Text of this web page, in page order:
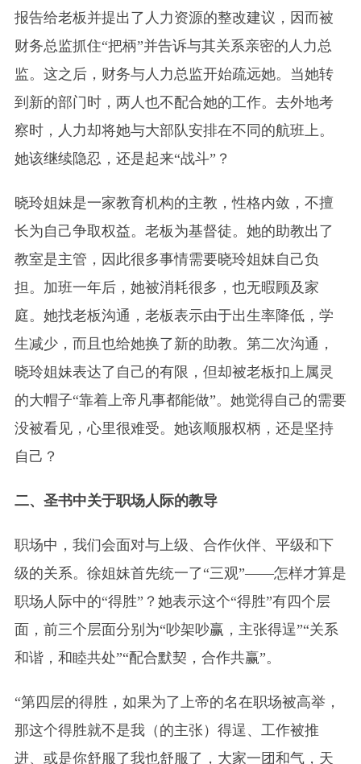
报告给老板并提出了人力资源的整改建议，因而被
财务总监抓住“把柄”并告诉与其关系亲密的人力总
监。这之后，财务与人力总监开始疏远她。当她转
到新的部门时，两人也不配合她的工作。去外地考
察时，人力却将她与大部队安排在不同的航班上。
她该继续隐忍，还是起来“战斗”？
晓玲姐妹是一家教育机构的主教，性格内敛，不擅
长为自己争取权益。老板为基督徒。她的助教出了
教室是主管，因此很多事情需要晓玲姐妹自己负
担。加班一年后，她被消耗很多，也无暇顾及家
庭。她找老板沟通，老板表示由于出生率降低，学
生减少，而且也给她换了新的助教。第二次沟通，
晓玲姐妹表达了自己的有限，但却被老板扣上属灵
的大帽子“靠着上帝凡事都能做”。她觉得自己的需要
没被看见，心里很难受。她该顺服权柄，还是坚持
自己？
二、圣书中关于职场人际的教导
职场中，我们会面对与上级、合作伙伴、平级和下
级的关系。徐姐妹首先统一了“三观”——怎样才算是
职场人际中的“得胜”？她表示这个“得胜”有四个层
面，前三个层面分别为“吵架吵赢，主张得逞”“关系
和谐，和睦共处”“配合默契，合作共赢”。
“第四层的得胜，如果为了上帝的名在职场被高举，
那这个得胜就不是我（的主张）得逞、工作被推
进、或是你舒服了我也舒服了，大家一团和气，天